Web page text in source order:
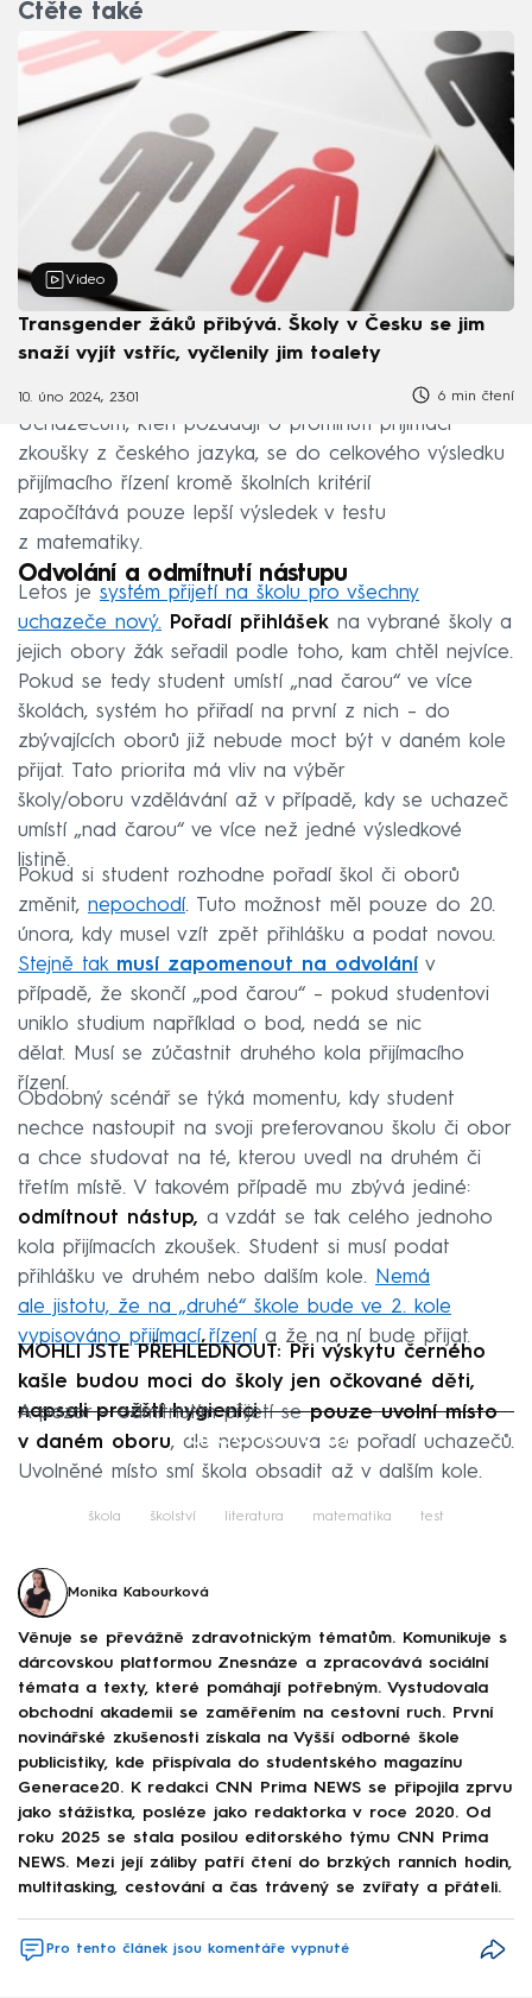
Čtěte také
Video
Transgender žáků přibývá. Školy v Česku se jim
snaží vyjít vstříc, vyčlenily jim toalety
10. úno 2024, 23:01 6 min čtení
Uchazečům, kteří požádají o prominutí přijímací
zkoušky z českého jazyka, se do celkového výsledku
přijímacího řízení kromě školních kritérií
započítává pouze lepší výsledek v testu
z matematiky.
Odvolání a odmítnutí nástupu
Letos je systém přijetí na školu pro všechny
uchazeče nový. Pořadí přihlášek na vybrané školy a
jejich obory žák seřadil podle toho, kam chtěl nejvíce.
Pokud se tedy student umístí „nad čarou“ ve více
školách, systém ho přiřadí na první z nich – do
zbývajících oborů již nebude moct být v daném kole
přijat. Tato priorita má vliv na výběr
školy/oboru vzdělávání až v případě, kdy se uchazeč
umístí „nad čarou“ ve více než jedné výsledkové
listině.
Pokud si student rozhodne pořadí škol či oborů
změnit, nepochodí. Tuto možnost měl pouze do 20.
února, kdy musel vzít zpět přihlášku a podat novou.
Stejně tak musí zapomenout na odvolání v
případě, že skončí „pod čarou“ – pokud studentovi
uniklo studium například o bod, nedá se nic
dělat. Musí se zúčastnit druhého kola přijímacího
řízení.
Obdobný scénář se týká momentu, kdy student
nechce nastoupit na svoji preferovanou školu či obor
a chce studovat na té, kterou uvedl na druhém či
třetím místě. V takovém případě mu zbývá jediné:
odmítnout nástup, a vzdát se tak celého jednoho
kola přijímacích zkoušek. Student si musí podat
přihlášku ve druhém nebo dalším kole. Nemá
ale jistotu, že na „druhé“ škole bude ve 2. kole
vypisováno přijímací řízení a že na ní bude přijat.
MOHLI JSTE PŘEHLÉDNOUT: Při výskytu černého
kašle budou moci do školy jen očkované děti,
napsali pražští hygienici
Failed to fetch
A pozor – odmítnutím přijetí sepouze uvolní místo
v daném oboru, ale neposouvá se pořadí uchazečů.
Uvolněné místo smí škola obsadit až v dalším kole.
škola školství literatura matematika test
Monika Kabourková
Věnuje se převážně zdravotnickým tématům. Komunikuje s
dárcovskou platformou Znesnáze a zpracovává sociální
témata a texty, které pomáhají potřebným. Vystudovala
obchodní akademii se zaměřením na cestovní ruch. První
novinářské zkušenosti získala na Vyšší odborné škole
publicistiky, kde přispívala do studentského magazínu
Generace20. K redakci CNN Prima NEWS se připojila zprvu
jako stážistka, posléze jako redaktorka v roce 2020. Od
roku 2025 se stala posilou editorského týmu CNN Prima
NEWS. Mezi její záliby patří čtení do brzkých ranních hodin,
multitasking, cestování a čas trávený se zvířaty a přáteli.
Pro tento článek jsou komentáře vypnuté